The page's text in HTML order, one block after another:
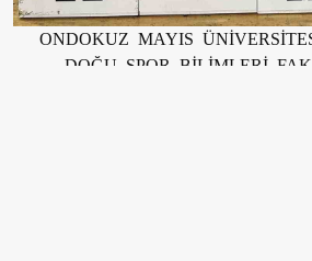
ONDOKUZ MAYIS
DOĞU SPOR BİLİMLERİ